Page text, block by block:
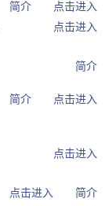
点击进入
简介
点击进入
简介
点击进入
简介
点击进入
简介
点击进入